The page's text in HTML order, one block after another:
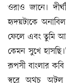
ওরাও জানে।
হৃদয়টাকে
ফেলে এবং তুমি
কেমন সুখে
রূপসী বাংলার কবি
স্বরে অথচ অটল